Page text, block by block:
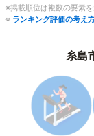
※掲載順位は複数の要素を
※ ランキング評価の考え
糸島